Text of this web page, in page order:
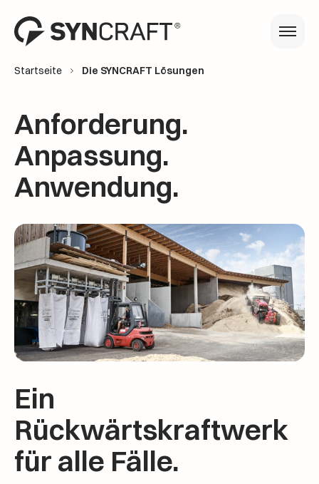
Startseite Die SYNCRAFT Lösungen
Anforderung.
Anpassung.
Anwendung.
Ein
Rückwärtskraftwerk
für alle Fälle.